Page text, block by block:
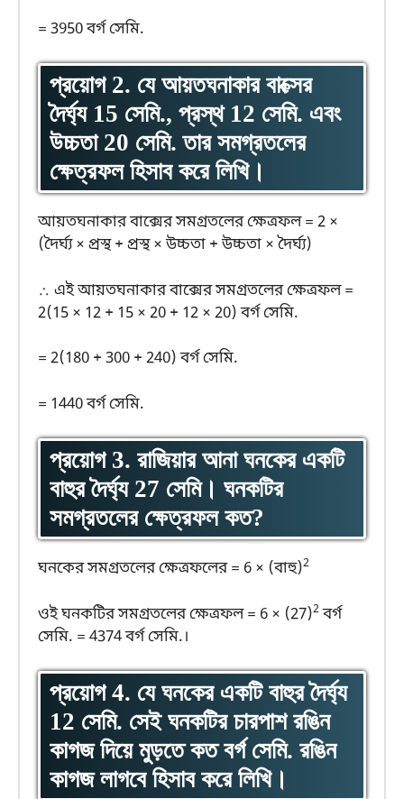
= 3950 বর্গ সেমি.
প্রয়োগ 2. যে আয়তঘনাকার বাক্সের
দৈর্ঘ্য 15 সেমি., প্রস্থ 12 সেমি. এবং
উচ্চতা 20 সেমি. তার সমগ্রতলের
ক্ষেত্রফল হিসাব করে লিখি।
আয়তঘনাকার বাক্সের সমগ্রতলের ক্ষেত্রফল = 2 ×
(দৈর্ঘ্য × প্রস্থ + প্রস্থ × উচ্চতা + উচ্চতা × দৈর্ঘ্য)
∴ এই আয়তঘনাকার বাক্সের সমগ্রতলের ক্ষেত্রফল =
2(15 × 12 + 15 × 20 + 12 × 20) বর্গ সেমি.
= 2(180 + 300 + 240) বর্গ সেমি.
= 1440 বর্গ সেমি.
প্রয়োগ 3. রাজিয়ার আনা ঘনকের একটি
বাহুর দৈর্ঘ্য 27 সেমি। ঘনকটির
সমগ্রতলের ক্ষেত্রফল কত?
ঘনকের সমগ্রতলের ক্ষেত্রফলের = 6 × (বাহু)2
ওই ঘনকটির সমগ্রতলের ক্ষেত্রফল = 6 × (27)2বর্গ
সেমি. = 4374 বর্গ সেমি.।
প্রয়োগ 4. যে ঘনকের একটি বাহুর দৈর্ঘ্য
12 সেমি. সেই ঘনকটির চারপাশ রঙিন
কাগজ দিয়ে মুড়তে কত বর্গ সেমি. রঙিন
কাগজ লাগবে হিসাব করে লিখি।